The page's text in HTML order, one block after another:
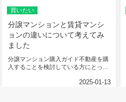
買いたい
分譲マンションと賃貸マンシ
ョンの違いについて考えてみ
ました
分譲マンション購入ガイド不動産を購
入することを検討している方にとっ
2025-01-13